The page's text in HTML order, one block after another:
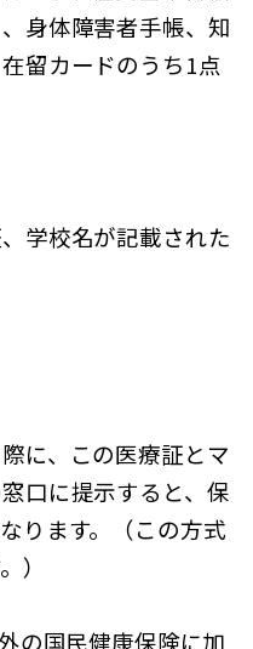
身体障害者手帳、知
留カードのうち1点
学校名が記載された
に、この医療証とマ
口に提示すると、保
ります。（この方式
）
の国民健康保険に加